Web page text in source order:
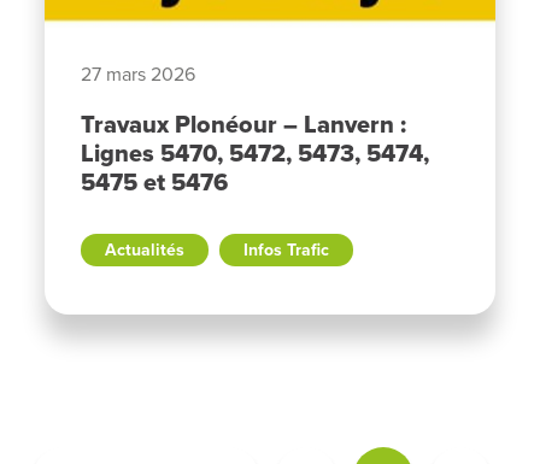
27 mars 2026
Travaux Plonéour – Lanvern :
Lignes 5470, 5472, 5473, 5474,
5475 et 5476
Actualités Infos Trafic